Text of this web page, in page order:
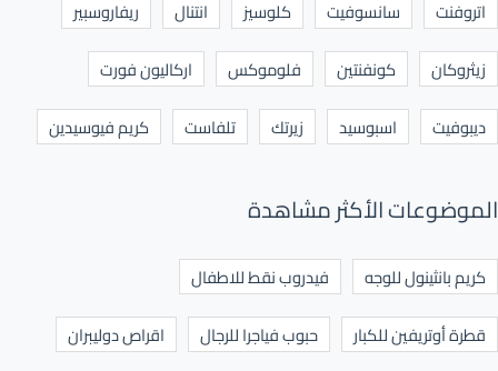
اتروفنت
سانسوفيت كلوسيز انتنال
ريفاروسبير
زيثروكان
كونفنتين فلوموكس
اركاليون فورت
ديبوفيت
اسبوسيد زيرتك تلفاست كريم فيوسيدين
الموضوعات الأكثر مشاهدة
كريم بانثينول للوجه
فيدروب نقط للاطفال
قطرة أوتريفين للكبار
حبوب فياجرا للرجال
اقراص دوليبران